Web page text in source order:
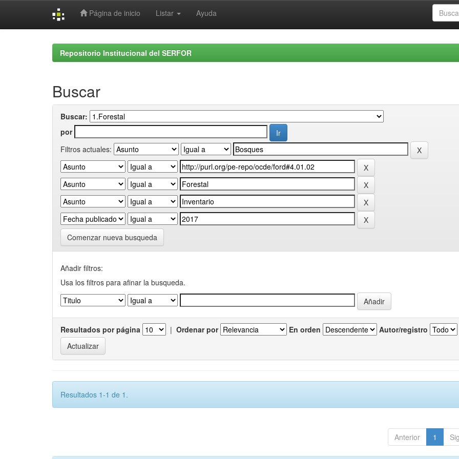
Página de inicio Listar Ayuda
Repositorio Institucional del SERFOR
Buscar
Buscar:
por
Filtros actuales:
Comenzar nueva busqueda
Añadir filtros:
Usa los filtros para afinar la busqueda.
Resultados por página | Ordenar por En orden Autor/registro
Resultados 1-1 de 1.
Anterior 1